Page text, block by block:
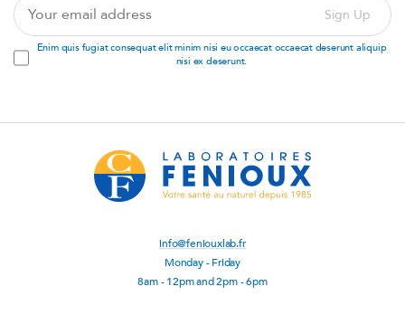
info@feniouxlab.fr
Monday - Friday
8am - 12pm and 2pm - 6pm
address
Sign Up
Enim quis fugiat consequat elit minim nisi eu occaecat occaecat deserunt aliquip
nisi ex deserunt.